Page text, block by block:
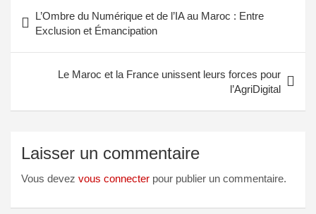
L’Ombre du Numérique et de l’IA au Maroc : Entre
Exclusion et Émancipation
Le Maroc et la France unissent leurs forces pour
l’AgriDigital
Laisser un commentaire
Vous devez vous connecter pour publier un commentaire.